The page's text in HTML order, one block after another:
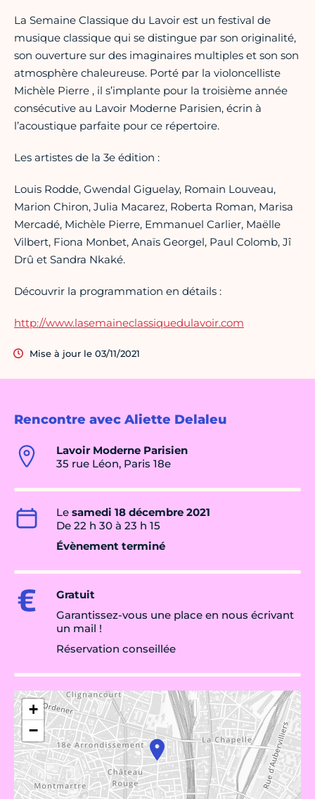
Rencontre avec Aliette Delaleu
Lavoir Moderne Parisien
35 rue Léon, Paris 18e
Le samedi 18 décembre 2021
De 22 h 30 à 23 h 15
Évènement terminé
Gratuit
Garantissez-vous une place en nous écrivant
un mail !
Réservation conseillée
+
−
La Semaine Classique du Lavoir est un festival de
musique classique qui se distingue par son originalité,
son ouverture sur des imaginaires multiples et son son
atmosphère chaleureuse. Porté par la violoncelliste
Michèle Pierre , il s’implante pour la troisième année
consécutive au Lavoir Moderne Parisien, écrin à
l’acoustique parfaite pour ce répertoire.
Les artistes de la 3e édition :
Louis Rodde, Gwendal Giguelay, Romain Louveau,
Marion Chiron, Julia Macarez, Roberta Roman, Marisa
Mercadé, Michèle Pierre, Emmanuel Carlier, Maëlle
Vilbert, Fiona Monbet, Anaïs Georgel, Paul Colomb, Jî
Drû et Sandra Nkaké.
Découvrir la programmation en détails :
http://www.lasemaineclassiquedulavoir.com
Mise à jour le 03/11/2021